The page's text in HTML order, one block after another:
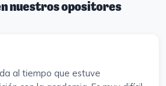
nuestros opositores
al tiempo que estuve